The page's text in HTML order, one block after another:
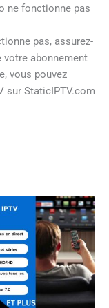
ne fonctionne pas
pas, assurez-
votre abonnement
vous pouvez
sur StaticIPTV.com
Plage
prix :
0,00€
à
49,99€
Ce
a
Les